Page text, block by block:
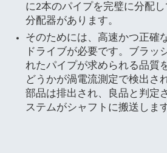
に2本のパイプを完璧に分配
分配器があります。
そのためには、高速かつ正確
ドライブが必要です。ブラッ
れたパイプが求められる品質
どうかが渦電流測定で検出さ
部品は排出され、良品と判定
ステムがシャフトに搬送します